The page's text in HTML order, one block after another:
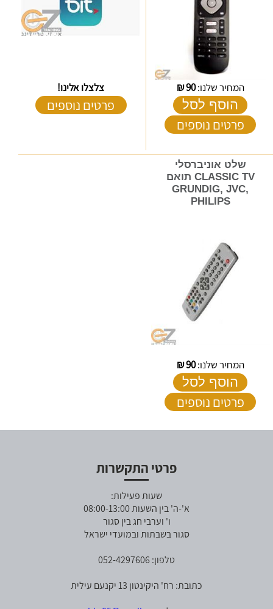
המחיר שלנו:90
₪
הוסף לסל
פרטים נוספים
צלצלו אלינו!
פרטים נוספים
שלט אוניברסלי
CLASSIC TV תואם
GRUNDIG, JVC,
PHILIPS
המחיר שלנו:90
₪
הוסף לסל
פרטים נוספים
פרטי התקשרות
שעות פעילות:
א'-ה' בין השעות 08:00-13:00
ו' וערבי חג בין סגור
סגור בשבתות ובמועדי ישראל
טלפון: 052-4297606
כתובת: רח' היקינטון 13 יקנעם עילית